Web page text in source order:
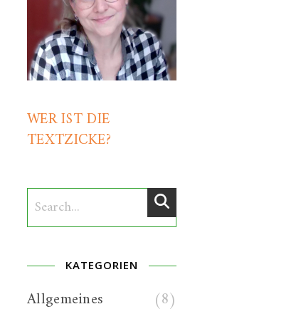
WER IST DIE
TEXTZICKE?
KATEGORIEN
Allgemeines
(8)